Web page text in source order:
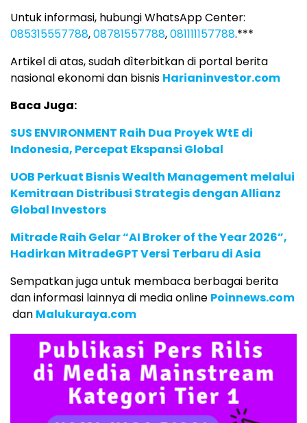
Untuk informasi, hubungi WhatsApp Center:
085315557788,08781557788,081111157788.***
Artikel di atas, sudah dìterbitkan di portal berita
nasional ekonomi dan bisnis Harianinvestor.com
Baca Juga:
SUS ENVIRONMENT Raih Dua Proyek WtE di
Indonesia, Percepat Ekspansi Global
UOB Perkuat Bisnis Wealth Management melalui
Kemitraan Distribusi Strategis dengan Allianz
Global Investors
Mitrade Raih Gelar “AI Broker of the Year 2026”,
Hadirkan MitradeGPT Versi Terbaru di Asia
Sempatkan juga untuk membaca berbagai berita
dan informasi lainnya di media online Poinnews.com
dan Malukuraya.com